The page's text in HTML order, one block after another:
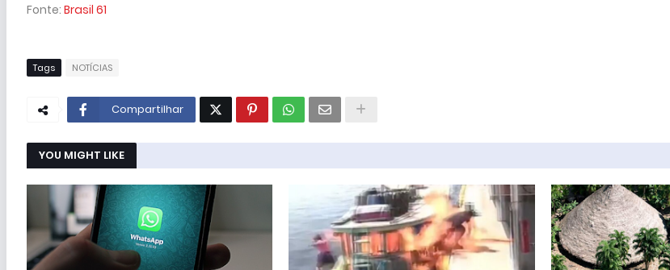
Fonte: Brasil 61
Tags NOTÍCIAS
Compartilhar
YOU MIGHT LIKE